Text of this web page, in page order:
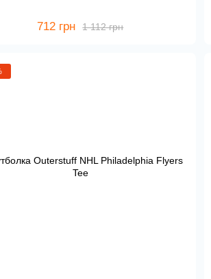
1 112 грн
712 грн